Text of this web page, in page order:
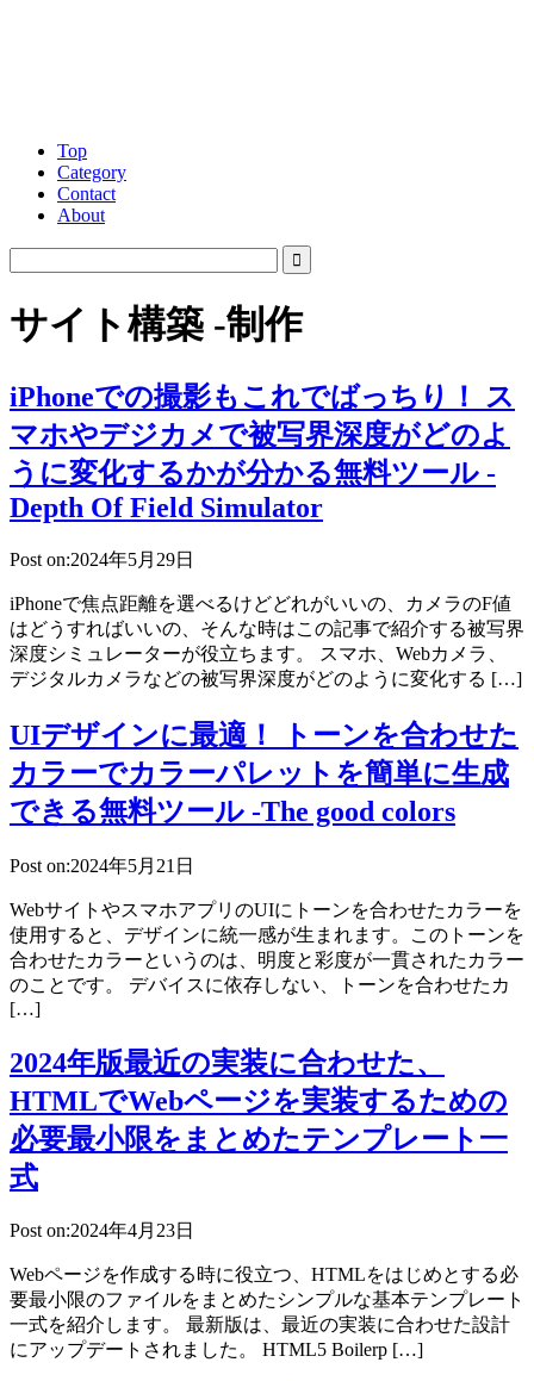
Top
Category
Contact
About
サイト構築 -制作
iPhoneでの撮影もこれでばっちり！ ス
マホやデジカメで被写界深度がどのよ
うに変化するかが分かる無料ツール -
Depth Of Field Simulator
Post on:2024年5月29日
iPhoneで焦点距離を選べるけどどれがいいの、カメラのF値
はどうすればいいの、そんな時はこの記事で紹介する被写界
深度シミュレーターが役立ちます。 スマホ、Webカメラ、
デジタルカメラなどの被写界深度がどのように変化する […]
UIデザインに最適！ トーンを合わせた
カラーでカラーパレットを簡単に生成
できる無料ツール -The good colors
Post on:2024年5月21日
WebサイトやスマホアプリのUIにトーンを合わせたカラーを
使用すると、デザインに統一感が生まれます。このトーンを
合わせたカラーというのは、明度と彩度が一貫されたカラー
のことです。 デバイスに依存しない、トーンを合わせたカ
[…]
2024年版最近の実装に合わせた、
HTMLでWebページを実装するための
必要最小限をまとめたテンプレート一
式
Post on:2024年4月23日
Webページを作成する時に役立つ、HTMLをはじめとする必
要最小限のファイルをまとめたシンプルな基本テンプレート
一式を紹介します。 最新版は、最近の実装に合わせた設計
にアップデートされました。 HTML5 Boilerp […]